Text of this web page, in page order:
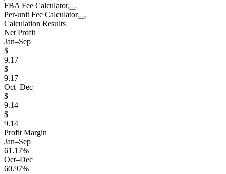
FBA Fee Calculator
Per-unit Fee Calculator
Calculation Results
Net Profit
Jan–Sep
$
9.17
$
9.17
Oct–Dec
$
9.14
$
9.14
Profit Margin
Jan–Sep
61.17%
Oct–Dec
60.97%